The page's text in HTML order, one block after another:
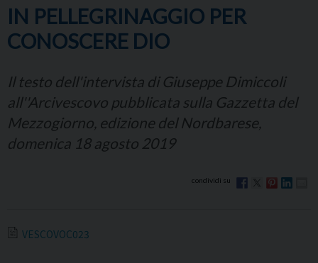
IN PELLEGRINAGGIO PER
CONOSCERE DIO
Il testo dell'intervista di Giuseppe Dimiccoli
all''Arcivescovo pubblicata sulla Gazzetta del
Mezzogiorno, edizione del Nordbarese,
domenica 18 agosto 2019
VESCOVOC023